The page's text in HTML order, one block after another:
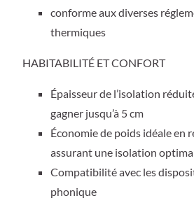
conforme aux diverses
thermiques
HABITABILITÉ ET CONFORT
Épaisseur de l’isolation
gagner jusqu’à 5 cm
Économie de poids idéale en
assurant une isolation
Compatibilité avec les
phonique